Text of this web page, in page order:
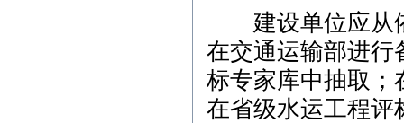
建设单位应从依
在交通运输部进行
标专家库中抽取；
在省级水运工程评